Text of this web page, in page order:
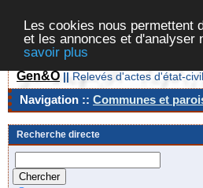
Les cookies nous permettent
et les annonces et
savoir plus
Gen&O || Relevés d'actes d'état-
Navigation :: Communes et
Recherche directe